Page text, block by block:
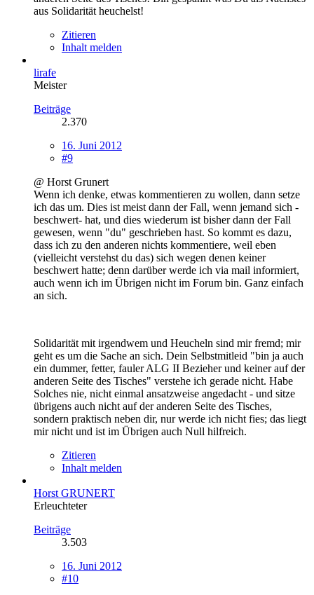
aus Solidarität heuchelst!
Zitieren
Inhalt melden
lirafe
Meister
Beiträge
2.370
16. Juni 2012
#9
@ Horst Grunert
Wenn ich denke, etwas kommentieren zu wollen, dann setze
ich das um. Dies ist meist dann der Fall, wenn jemand sich -
beschwert- hat, und dies wiederum ist bisher dann der Fall
gewesen, wenn "du" geschrieben hast. So kommt es dazu,
dass ich zu den anderen nichts kommentiere, weil eben
(vielleicht verstehst du das) sich wegen denen keiner
beschwert hatte; denn darüber werde ich via mail informiert,
auch wenn ich im Übrigen nicht im Forum bin. Ganz einfach
an sich.
Solidarität mit irgendwem und Heucheln sind mir fremd; mir
geht es um die Sache an sich. Dein Selbstmitleid "bin ja auch
ein dummer, fetter, fauler ALG II Bezieher und keiner auf der
anderen Seite des Tisches" verstehe ich gerade nicht. Habe
Solches nie, nicht einmal ansatzweise angedacht - und sitze
übrigens auch nicht auf der anderen Seite des Tisches,
sondern praktisch neben dir, nur werde ich nicht fies; das liegt
mir nicht und ist im Übrigen auch Null hilfreich.
Zitieren
Inhalt melden
Horst GRUNERT
Erleuchteter
Beiträge
3.503
16. Juni 2012
#10